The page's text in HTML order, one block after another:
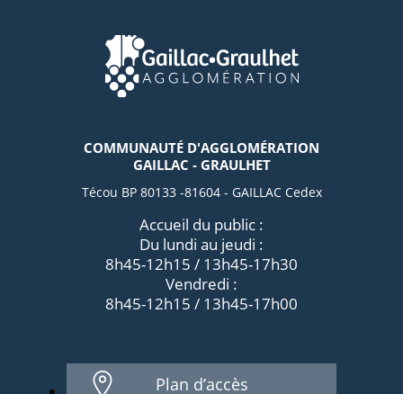
COMMUNAUTÉ D'AGGLOMÉRATION
GAILLAC - GRAULHET
Técou BP 80133 -81604 - GAILLAC Cedex
Accueil du public :
Du lundi au jeudi :
8h45-12h15 / 13h45-17h30
Vendredi :
8h45-12h15 / 13h45-17h00
Plan d’accès